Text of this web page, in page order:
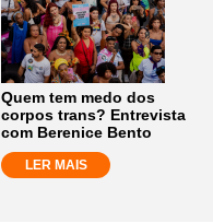
Quem tem medo dos
corpos trans? Entrevista
com Berenice Bento
LER MAIS